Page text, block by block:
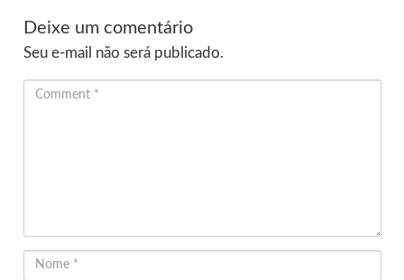
Deixe um comentário
Seu e-mail não será publicado.